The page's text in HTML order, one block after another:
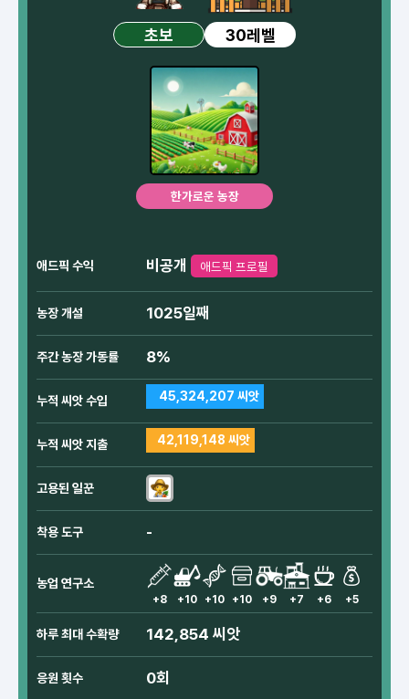
초보 30레벨
한가로운 농장
애드픽 수익 비공개 애드픽 프로필
농장 개설 1025일째
주간 농장 가동률 8%
누적 씨앗 수입 45,324,207 씨앗
누적 씨앗 지출 42,119,148 씨앗
고용된 일꾼
착용 도구 -
농업 연구소
+8 +10 +10 +10 +9 +7 +6 +5
하루 최대 수확량 142,854 씨앗
응원 횟수 0회